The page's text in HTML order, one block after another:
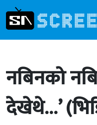
नबिनको
देखेथे…’